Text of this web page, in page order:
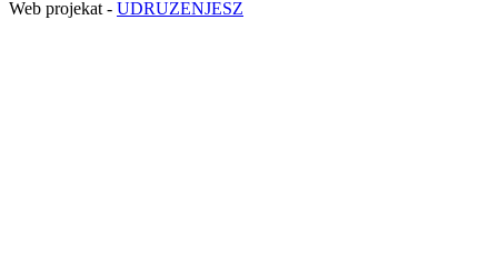
Web projekat - UDRUZENJESZ